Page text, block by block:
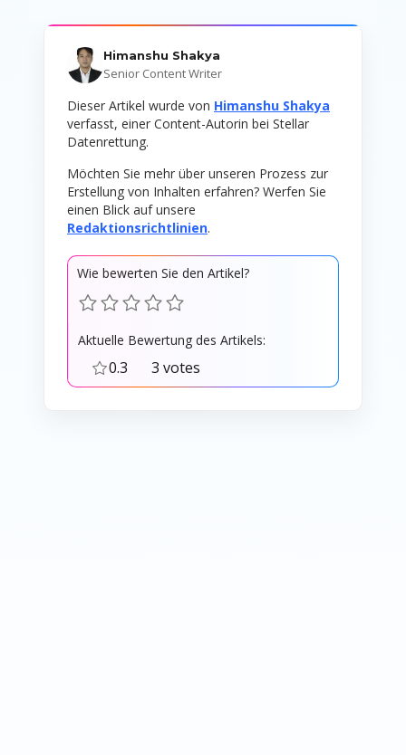
Himanshu Shakya
Senior Content Writer
Dieser Artikel wurde von Himanshu Shakya
verfasst, einer Content-Autorin bei Stellar
Datenrettung.
Möchten Sie mehr über unseren Prozess zur
Erstellung von Inhalten erfahren? Werfen Sie
einen Blick auf unsere
Redaktionsrichtlinien.
Wie bewerten Sie den Artikel?
Aktuelle Bewertung des Artikels:
0.3 3 votes